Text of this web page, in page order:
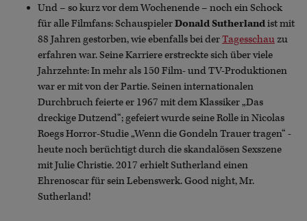
Und – so kurz vor dem Wochenende – noch ein Schock
für alle Filmfans: SchauspielerDonald Sutherlandist mit
88 Jahren gestorben, wie ebenfalls bei derTagesschauzu
erfahren war. Seine Karriere erstreckte sich über viele
Jahrzehnte: In mehr als 150 Film- und TV-Produktionen
war er mit von der Partie. Seinen internationalen
Durchbruch feierte er 1967 mit dem Klassiker „Das
dreckige Dutzend“; gefeiert wurde seine Rolle in Nicolas
Roegs Horror-Studie „Wenn die Gondeln Trauer tragen“ -
heute noch berüchtigt durch die skandalösen Sexszene
mit Julie Christie. 2017 erhielt Sutherland einen
Ehrenoscar für sein Lebenswerk. Good night, Mr.
Sutherland!